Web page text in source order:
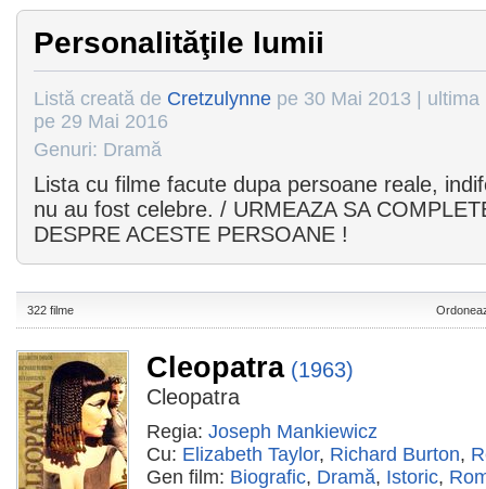
Personalităţile lumii
Listă creată de Cretzulynne pe 30 Mai 2013 | ultima
pe 29 Mai 2016
Genuri: Dramă
Lista cu filme facute dupa persoane reale,
nu au fost celebre. / URMEAZA SA
DESPRE ACESTE PERSOANE !
322 filme
Cleopatra (1963)
Cleopatra
Regia: Joseph Mankiewicz
Cu: Elizabeth Taylor, Richard Burton,
Gen film: Biografic, Dramă, Istoric,